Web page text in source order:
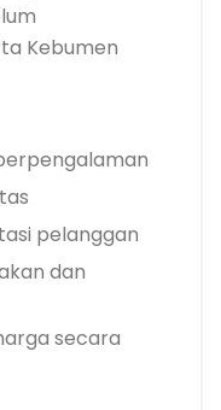
Kebumen
pelanggan
dan
secara